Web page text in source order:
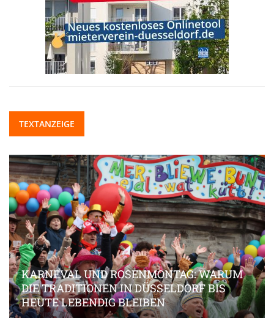
TEXTANZEIGE
KARNEVAL UND ROSENMONTAG: WARUM
DIE TRADITIONEN IN DÜSSELDORF BIS
HEUTE LEBENDIG BLEIBEN